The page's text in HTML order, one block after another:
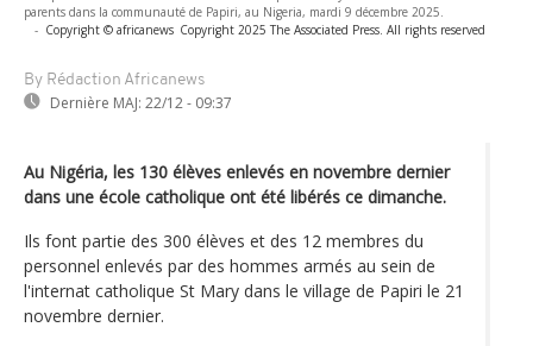
parents dans la communauté de Papiri, au Nigeria, mardi 9 décembre 2025.
- Copyright © africanews Copyright 2025 The Associated Press. All rights reserved
By Rédaction Africanews
Dernière MAJ: 22/12 - 09:37
Au Nigéria, les 130 élèves enlevés en novembre dernier
dans une école catholique ont été libérés ce dimanche.
Ils font partie des 300 élèves et des 12 membres du
personnel enlevés par des hommes armés au sein de
l'internat catholique St Mary dans le village de Papiri le 21
novembre dernier.